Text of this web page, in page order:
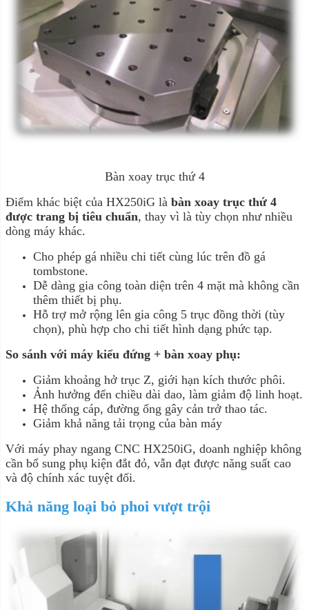
Bàn xoay trục thứ 4
Điểm khác biệt của HX250iG là bàn xoay trục thứ 4
được trang bị tiêu chuẩn, thay vì là tùy chọn như nhiều
dòng máy khác.
Cho phép gá nhiều chi tiết cùng lúc trên đồ gá
tombstone.
Dễ dàng gia công toàn diện trên 4 mặt mà không cần
thêm thiết bị phụ.
Hỗ trợ mở rộng lên gia công 5 trục đồng thời (tùy
chọn), phù hợp cho chi tiết hình dạng phức tạp.
So sánh với máy kiểu đứng + bàn xoay phụ:
Giảm khoảng hở trục Z, giới hạn kích thước phôi.
Ảnh hưởng đến chiều dài dao, làm giảm độ linh hoạt.
Hệ thống cáp, đường ống gây cản trở thao tác.
Giảm khả năng tải trọng của bàn máy
Với máy phay ngang CNC HX250iG, doanh nghiệp không
cần bổ sung phụ kiện đắt đỏ, vẫn đạt được năng suất cao
và độ chính xác tuyệt đối.
Khả năng loại bỏ phoi vượt trội